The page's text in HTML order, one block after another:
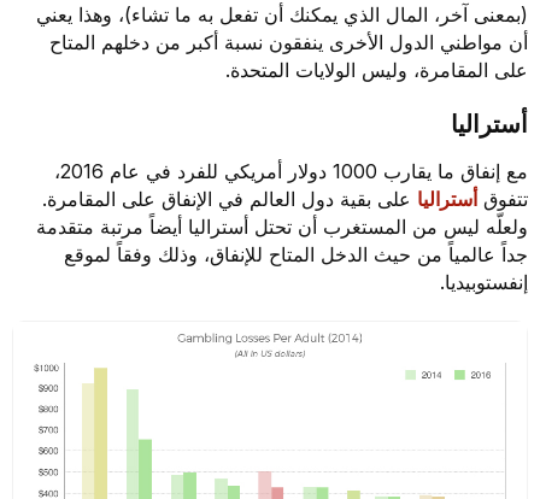
(بمعنى آخر، المال الذي يمكنك أن تفعل به ما تشاء)، وهذا يعني
أن مواطني الدول الأخرى ينفقون نسبة أكبر من دخلهم المتاح
على المقامرة، وليس الولايات المتحدة.
أستراليا
مع إنفاق ما يقارب 1000 دولار أمريكي للفرد في عام 2016،
تتفوقأسترالياعلى بقية دول العالم في الإنفاق على المقامرة.
ولعلّه ليس من المستغرب أن تحتل أستراليا أيضاً مرتبة متقدمة
جداً عالمياً من حيث الدخل المتاح للإنفاق، وذلك وفقاً لموقع
إنفستوبيديا.